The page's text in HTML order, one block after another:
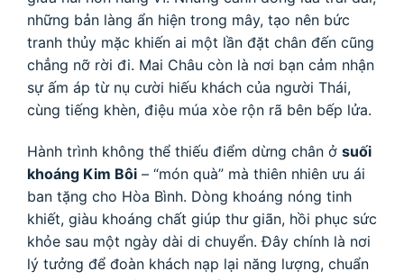
những bản làng ẩn hiện trong mây, tạo nên bức
tranh thủy mặc khiến ai một lần đặt chân đến cũng
chẳng nỡ rời đi. Mai Châu còn là nơi bạn cảm nhận
sự ấm áp từ nụ cười hiếu khách của người Thái,
cùng tiếng khèn, điệu múa xòe rộn rã bên bếp lửa.
Hành trình không thể thiếu điểm dừng chân ở suối
khoáng Kim Bôi – “món quà” mà thiên nhiên ưu ái
ban tặng cho Hòa Bình. Dòng khoáng nóng tinh
khiết, giàu khoáng chất giúp thư giãn, hồi phục sức
khỏe sau một ngày dài di chuyển. Đây chính là nơi
lý tưởng để đoàn khách nạp lại năng lượng, chuẩn